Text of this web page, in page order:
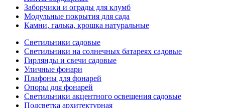
Заборчики и ограды для клумб
Модульные покрытия для сада
Камни, галька, крошка натуральные
Светильники садовые
Светильники на солнечных батареях садовые
Гирлянды и свечи садовые
Уличные фонари
Плафоны для фонарей
Опоры для фонарей
Светильники акцентного освещения садовые
Подсветка архитектурная